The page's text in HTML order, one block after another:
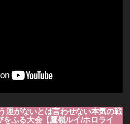
運がないとは言わせない本気の戦
をふる大会【鷹嶺ルイ/ホロライ